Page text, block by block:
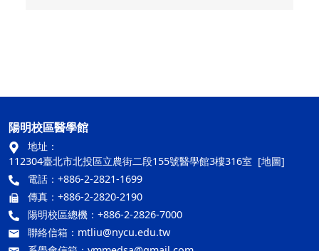
陽明校區醫學館
地址：
112304臺北市北投區立農街二段155號醫學館3樓316室 [地圖]
電話：+886-2-2821-1699
傳真：+886-2-2820-2190
陽明校區總機：+886-2-2826-7000
聯絡信箱： mtliu@nycu.edu.tw